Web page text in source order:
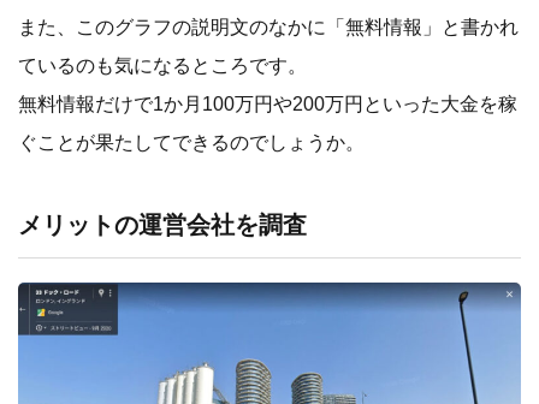
また、このグラフの説明文のなかに「無料情報」と書かれ
ているのも気になるところです。
無料情報だけで1か月100万円や200万円といった大金を稼
ぐことが果たしてできるのでしょうか。
メリットの運営会社を調査